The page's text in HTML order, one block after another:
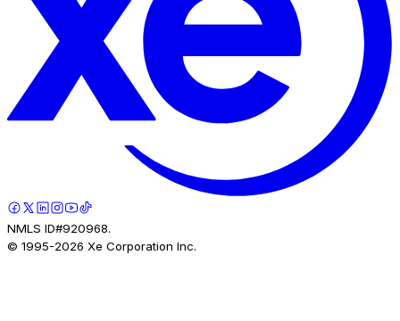
NMLS ID#920968.
© 1995-2026 Xe Corporation Inc.